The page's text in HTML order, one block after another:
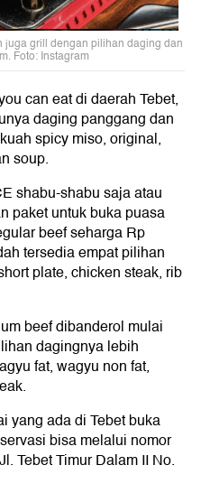
juga grill dengan pilihan daging dan
Foto: Instagram
can eat di daerah Tebet,
daging panggang dan
spicy miso, original,
soup.
shabu-shabu saja atau
paket untuk buka puasa
beef seharga Rp
tersedia empat pilihan
plate, chicken steak, rib
beef dibanderol mulai
dagingnya lebih
fat, wagyu non fat,
yang ada di Tebet buka
bisa melalui nomor
Tebet Timur Dalam II No.